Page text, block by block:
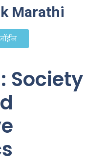
Marathi
Society